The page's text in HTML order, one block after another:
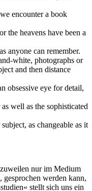
encounter a book
the heavens have been a
anyone can remember.
white, photographs or
and then distance
obsessive eye for detail,
well as the sophisticated
as changeable as it
nur im Medium
gesprochen werden kann,
stellt sich uns ein